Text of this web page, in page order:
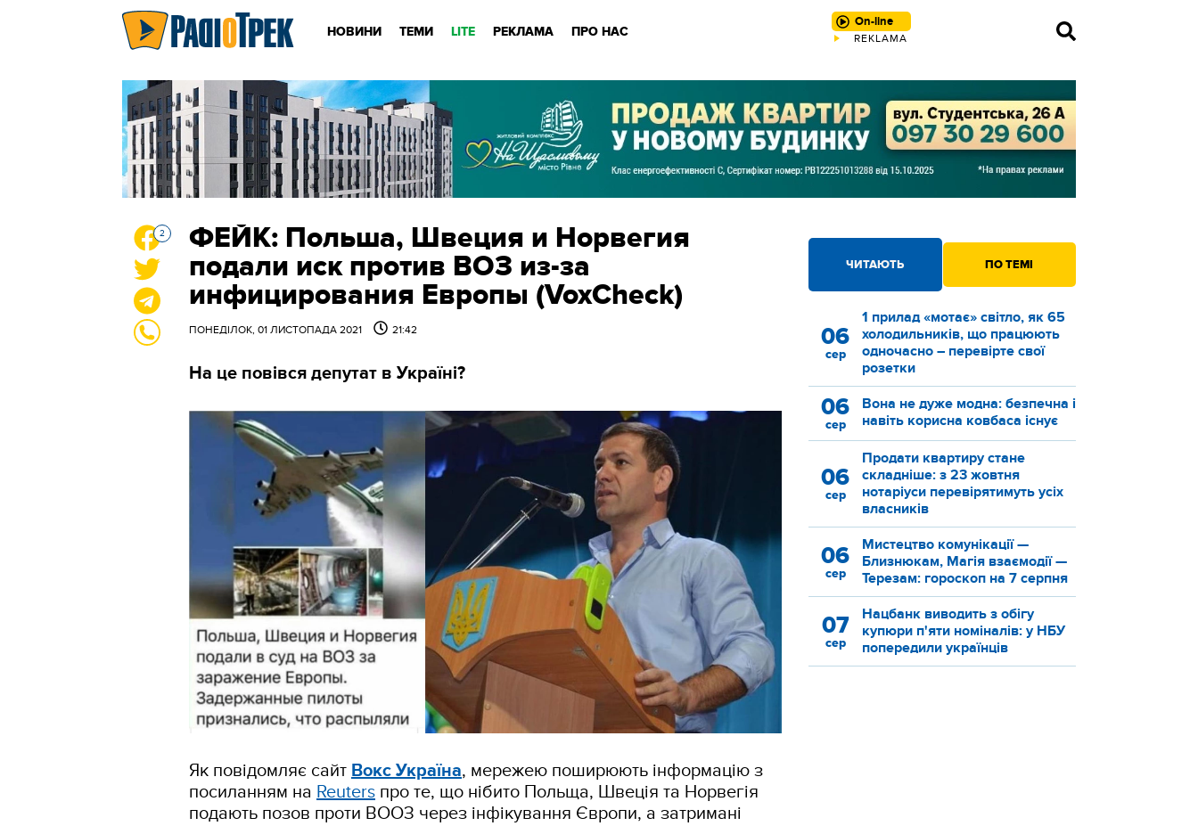
НОВИНИ ТЕМИ LITE РЕКЛАМА ПРО НАС
On-line
REKLAMA
2
ФЕЙК: Польша, Швеция и Норвегия
подали иск против ВОЗ из-за
инфицирования Европы (VoxCheck)
ПОНЕДІЛОК, 01 ЛИСТОПАДА 2021 21:42
На це повівся депутат в Україні?
Як повідомляє сайт Вокс Україна, мережею поширюють інформацію з
посиланням на Reuters про те, що нібито Польща, Швеція та Норвегія
подають позов проти ВООЗ через інфікування Європи, а затримані
ЧИТАЮТЬ ПО ТЕМІ
06
сер
1 прилад «мотає» світло, як 65
холодильників, що працюють
одночасно – перевірте свої
розетки
06
сер
Вона не дуже модна: безпечна і
навіть корисна ковбаса існує
06
сер
Продати квартиру стане
складніше: з 23 жовтня
нотаріуси перевірятимуть усіх
власників
06
сер
Мистецтво комунікації —
Близнюкам, Магія взаємодії —
Терезам: гороскоп на 7 серпня
07
сер
Нацбанк виводить з обігу
купюри п'яти номіналів: у НБУ
попередили українців